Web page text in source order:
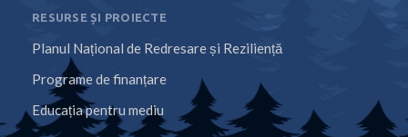
RESURSE ȘI PROIECTE
Planul Național de Redresare și Reziliență
Programe de finanțare
Educația pentru mediu